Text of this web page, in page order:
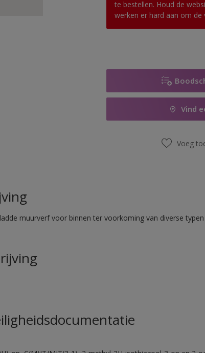
te bestellen. Houd de
werken er hard aan om de
Vind
Voeg
muurverf voor binnen ter voorkoming van diverse typen